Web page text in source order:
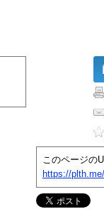
このページの
https://